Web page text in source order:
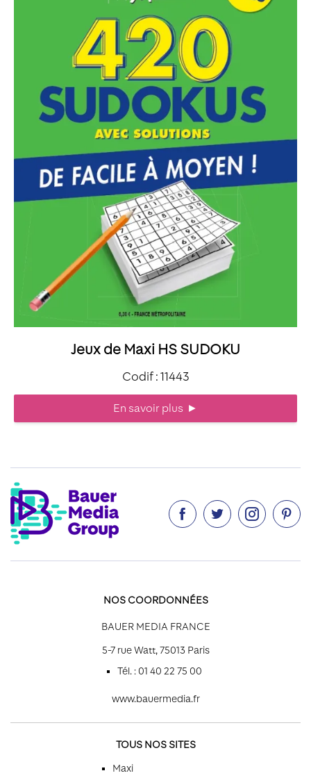
Jeux de Maxi HS SUDOKU
Codif : 11443
En savoir plus ►
   
NOS COORDONNÉES
BAUER MEDIA FRANCE
5-7 rue Watt, 75013 Paris
Tél. : 01 40 22 75 00
www.bauermedia.fr
TOUS NOS SITES
Maxi